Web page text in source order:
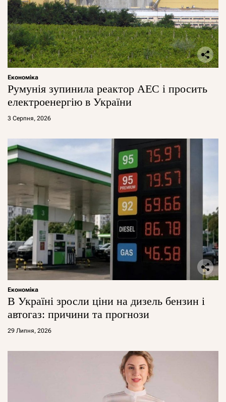
Економіка
Румунія зупинила реактор АЕС і просить
електроенергію в України
3 Серпня, 2026
Економіка
В Україні зросли ціни на дизель бензин і
автогаз: причини та прогнози
29 Липня, 2026